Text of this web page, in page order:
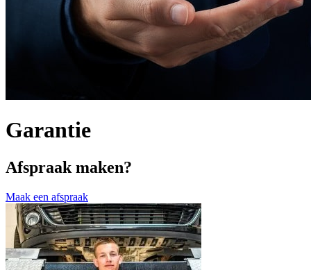
Garantie
Afspraak maken?
Maak een afspraak